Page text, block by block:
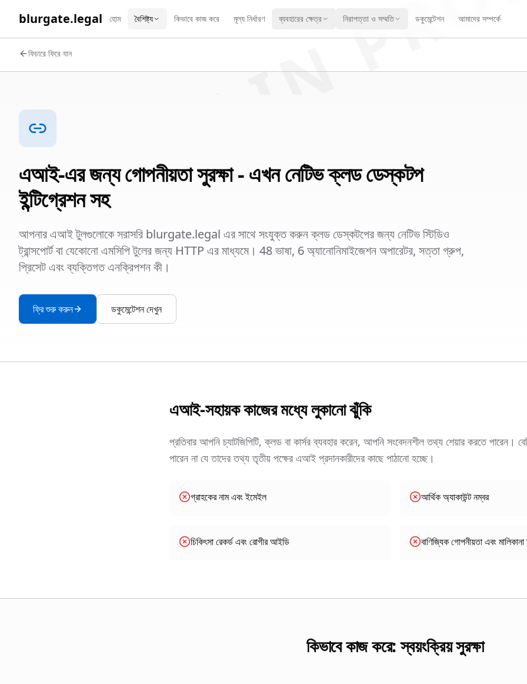
blurgate.legal হোম বৈশিষ্ট্য কিভাবে কাজ করে মূল্য নির্ধারণ ব্যবহারের ক্ষেত্র নিরাপত্তা ও সম্মতি ডকুমেন্টেশন আমাদের সম্পর্কে
ফিচারে ফিরে যান
এআই-এর জন্য গোপনীয়তা সুরক্ষা - এখন নেটিভ ক্লড ডেস্কটপ
ইন্টিগ্রেশন সহ
আপনার এআই টুলগুলোকে সরাসরি blurgate.legal এর সাথে সংযুক্ত করুন ক্লড ডেস্কটপের জন্য নেটিভ স্টিডিও
ট্রান্সপোর্ট বা যেকোনো এমসিপি টুলের জন্য HTTP এর মাধ্যমে। 48 ভাষা, 6 অ্যানোনিমাইজেশন অপারেটর, সত্তা গ্রুপ,
প্রিসেট এবং ব্যক্তিগত এনক্রিপশন কী।
ফ্রি শুরু করুন ডকুমেন্টেশন দেখুন
এআই-সহায়ক কাজের মধ্যে লুকানো ঝুঁকি
প্রতিবার আপনি চ্যাটজিপিটি, ক্লড বা কার্সর ব্যবহার করেন, আপনি সংবেদনশীল তথ্য শেয়ার করতে পারেন।
পারেন না যে তাদের তথ্য তৃতীয় পক্ষের এআই প্রদানকারীদের কাছে পাঠানো হচ্ছে।
গ্রাহকের নাম এবং ইমেইল আর্থিক অ্যাকাউন্ট নম্বর
চিকিৎসা রেকর্ড এবং রোগীর আইডি বাণিজ্যিক গোপনীয়তা এবং
কিভাবে কাজ করে: স্বয়ংক্রিয় সুরক্ষা